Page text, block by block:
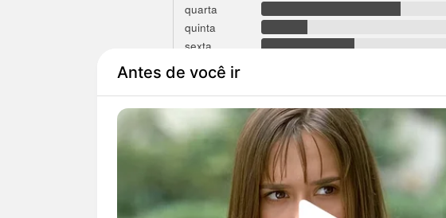
quarta
quinta
sexta
sábado